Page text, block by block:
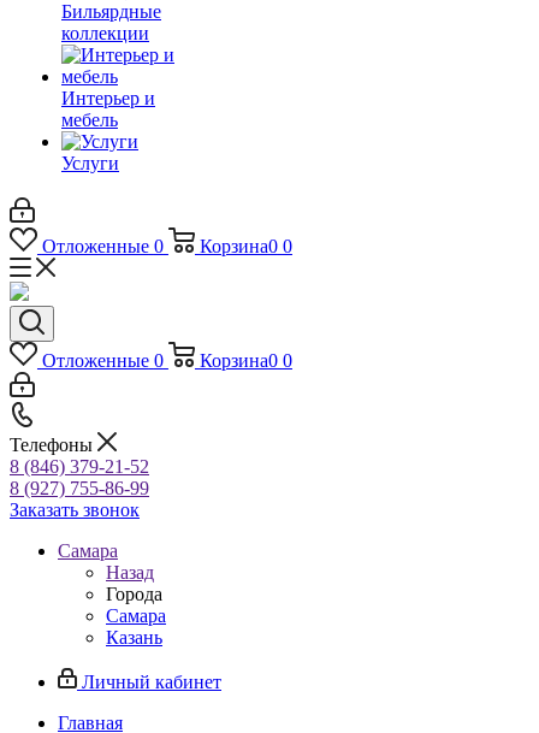
Бильярдные
коллекции
Интерьер и
мебель
Услуги
Отложенные 0 Корзина0 0
Отложенные 0 Корзина0 0
Телефоны
8 (846) 379-21-52
8 (927) 755-86-99
Заказать звонок
Самара
Назад
Города
Самара
Казань
Личный кабинет
Главная